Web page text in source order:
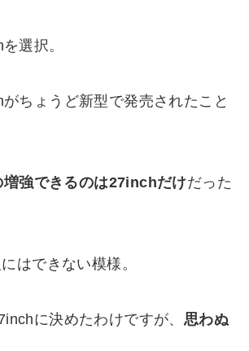
選択。
ちょうど新型で発売されたこと
増強できるのは27inchだけだった
はできない模様。
に決めたわけですが、 思わぬ